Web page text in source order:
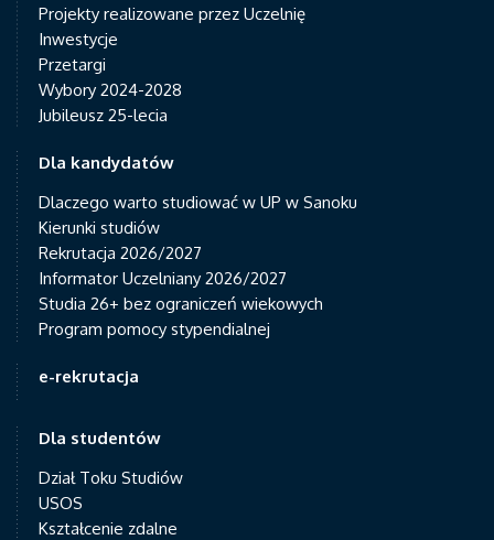
Projekty realizowane przez Uczelnię
Inwestycje
Przetargi
Wybory 2024-2028
Jubileusz 25-lecia
Dla kandydatów
Dlaczego warto studiować w UP w Sanoku
Kierunki studiów
Rekrutacja 2026/2027
Informator Uczelniany 2026/2027
Studia 26+ bez ograniczeń wiekowych
Program pomocy stypendialnej
e-rekrutacja
Dla studentów
Dział Toku Studiów
USOS
Kształcenie zdalne